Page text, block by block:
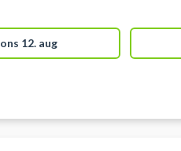
ons 12. aug